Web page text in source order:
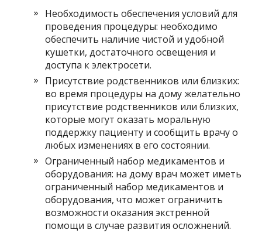
Необходимость обеспечения условий для
проведения процедуры: необходимо
обеспечить наличие чистой и удобной
кушетки, достаточного освещения и
доступа к электросети.
Присутствие родственников или близких:
во время процедуры на дому желательно
присутствие родственников или близких,
которые могут оказать моральную
поддержку пациенту и сообщить врачу о
любых изменениях в его состоянии.
Ограниченный набор медикаментов и
оборудования: на дому врач может иметь
ограниченный набор медикаментов и
оборудования, что может ограничить
возможности оказания экстренной
помощи в случае развития осложнений.